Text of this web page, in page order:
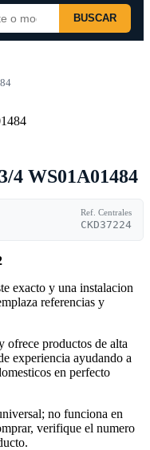
BUSCAR
4 WS01A01484
Ref. Centrales
CKD37224
exacto y una instalacion
referencias y
ofrece productos de alta
experiencia ayudando a
en perfecto
no funciona en
verifique el numero